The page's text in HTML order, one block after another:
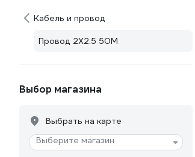
Кабель и провод
Провод 2Х2.5 50М
Выбор магазина
Выбрать на карте
Выберите магазин